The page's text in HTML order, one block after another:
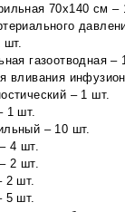
70х140 см –
газоотводная –
вливания
– 1 шт.
1 шт.
– 10 шт.
4 шт.
2 шт.
2 шт.
5 шт.